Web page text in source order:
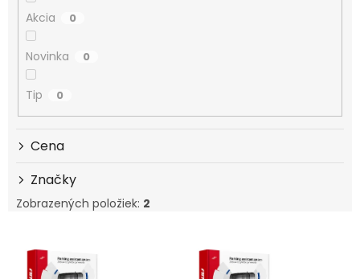
Akcia 0
Novinka 0
Tip 0
Cena
Značky
Zobrazených položiek: 2